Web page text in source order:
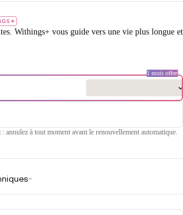
Withings+ vous guide vers une vie plus longue et
1 mois offert
annulez à tout moment avant le renouvellement automatique.